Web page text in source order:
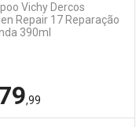
Vichy Dercos
Repair 17 Reparação
390ml
,99